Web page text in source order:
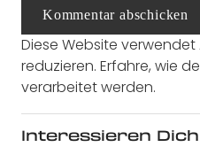
Kommentar abschicken
Diese Website verwendet
reduzieren. Erfahre, wie
verarbeitet werden.
Interessieren